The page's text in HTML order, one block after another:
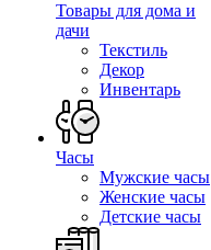
Товары для дома и
дачи
Текстиль
Декор
Инвентарь
Часы
Мужские часы
Женские часы
Детские часы